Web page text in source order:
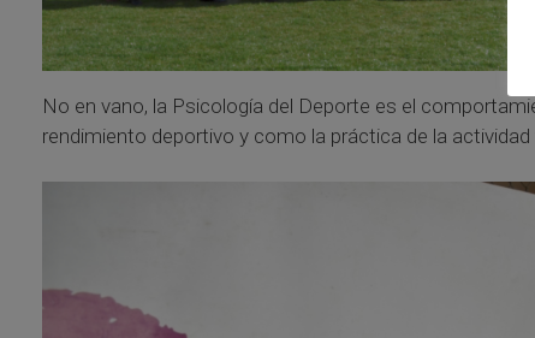
No en vano, la Psicología del Deporte es el
rendimiento deportivo y como la práctica de la